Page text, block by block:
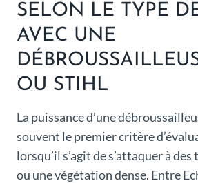
SELON LE TYPE
AVEC UNE
OU STIHL
La puissance d’une
souvent le premier critère
lorsqu’il s’agit de s’attaquer à
ou une végétation dense. Entre